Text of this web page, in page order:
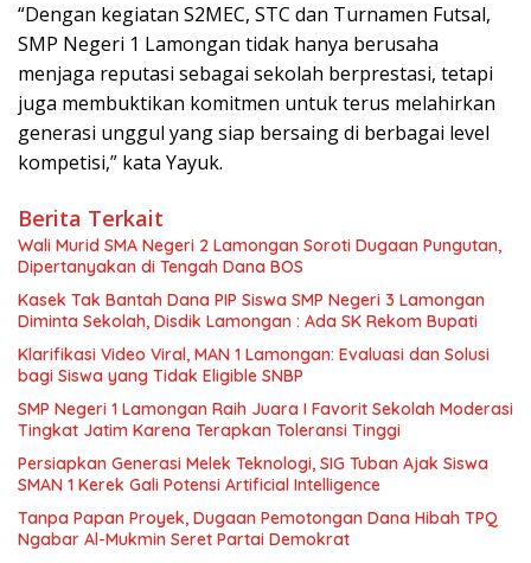
“Dengan kegiatan S2MEC, STC dan Turnamen Futsal,
SMP Negeri 1 Lamongan tidak hanya berusaha
menjaga reputasi sebagai sekolah berprestasi, tetapi
juga membuktikan komitmen untuk terus melahirkan
generasi unggul yang siap bersaing di berbagai level
kompetisi,” kata Yayuk.
Berita Terkait
Wali Murid SMA Negeri 2 Lamongan Soroti Dugaan Pungutan,
Dipertanyakan di Tengah Dana BOS
Kasek Tak Bantah Dana PIP Siswa SMP Negeri 3 Lamongan
Diminta Sekolah, Disdik Lamongan : Ada SK Rekom Bupati
Klarifikasi Video Viral, MAN 1 Lamongan: Evaluasi dan Solusi
bagi Siswa yang Tidak Eligible SNBP
SMP Negeri 1 Lamongan Raih Juara I Favorit Sekolah Moderasi
Tingkat Jatim Karena Terapkan Toleransi Tinggi
Persiapkan Generasi Melek Teknologi, SIG Tuban Ajak Siswa
SMAN 1 Kerek Gali Potensi Artificial Intelligence
Tanpa Papan Proyek, Dugaan Pemotongan Dana Hibah TPQ
Ngabar Al-Mukmin Seret Partai Demokrat